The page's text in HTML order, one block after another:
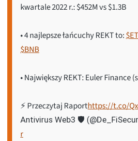
kwartale 2022 r.: $452M vs $1.3B
• 4 najlepsze łańcuchy REKT to:
$BNB
• Największy REKT: Euler Finance
⚡️ Przeczytaj Raporthttps://t.co/
Antivirus Web3 🛡️
r